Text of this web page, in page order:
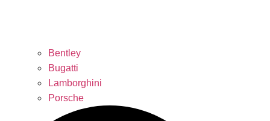
Bentley
Bugatti
Lamborghini
Porsche